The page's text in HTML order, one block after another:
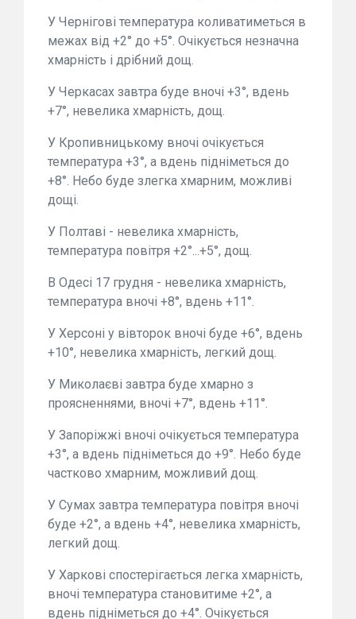
У Чернігові температура коливатиметься в
межах від +2° до +5°. Очікується незначна
хмарність і дрібний дощ.
У Черкасах завтра буде вночі +3°, вдень
+7°, невелика хмарність, дощ.
У Кропивницькому вночі очікується
температура +3°, а вдень підніметься до
+8°. Небо буде злегка хмарним, можливі
дощі.
У Полтаві - невелика хмарність,
температура повітря +2°...+5°, дощ.
В Одесі 17 грудня - невелика хмарність,
температура вночі +8°, вдень +11°.
У Херсоні у вівторок вночі буде +6°, вдень
+10°, невелика хмарність, легкий дощ.
У Миколаєві завтра буде хмарно з
проясненнями, вночі +7°, вдень +11°.
У Запоріжжі вночі очікується температура
+3°, а вдень підніметься до +9°. Небо буде
частково хмарним, можливий дощ.
У Сумах завтра температура повітря вночі
буде +2°, а вдень +4°, невелика хмарність,
легкий дощ.
У Харкові спостерігається легка хмарність,
вночі температура становитиме +2°, а
вдень підніметься до +4°. Очікується